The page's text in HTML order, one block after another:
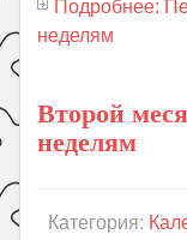
Подробнее:
неделям
Второй
неделям
Категория: